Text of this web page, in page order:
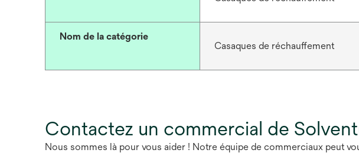
Nom de la catégorie
Casaques de réchauffement
Contactez un commercial de
Nous sommes là pour vous aider ! Notre équipe de commerciaux peut